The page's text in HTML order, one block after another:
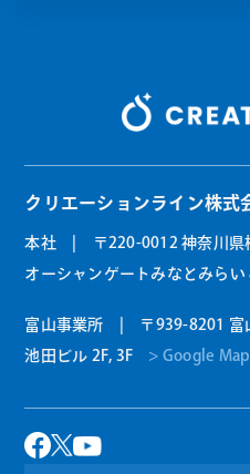
クリエーションライン株式
本社 | 〒220-0012 神奈川県
オーシャンゲートみなとみら
富山事業所 | 〒939-8201 富
池田ビル 2F, 3F > Google